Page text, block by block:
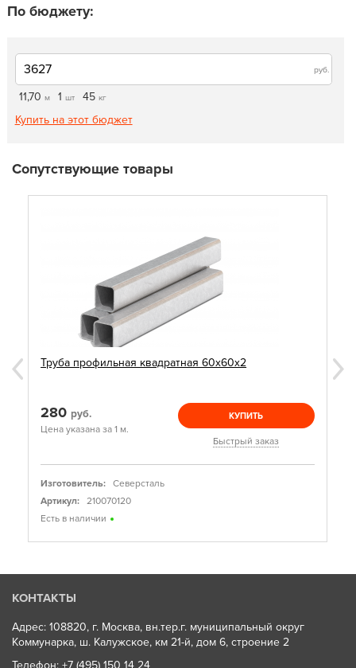
По бюджету:
руб.
11,70 м 1 шт 45 кг
Купить на этот бюджет
Сопутствующие товары
Труба профильная квадратная 60х60х2
280 руб.
Цена указана за 1 м.
КУПИТЬ
Быстрый заказ
Изготовитель:
Северсталь
Артикул:
210070120
Есть в наличии
КОНТАКТЫ
Адрес: 108820, г. Москва, вн.тер.г. муниципальный округ
Коммунарка, ш. Калужское, км 21-й, дом 6, строение 2
Телефон: +7 (495) 150 14 24